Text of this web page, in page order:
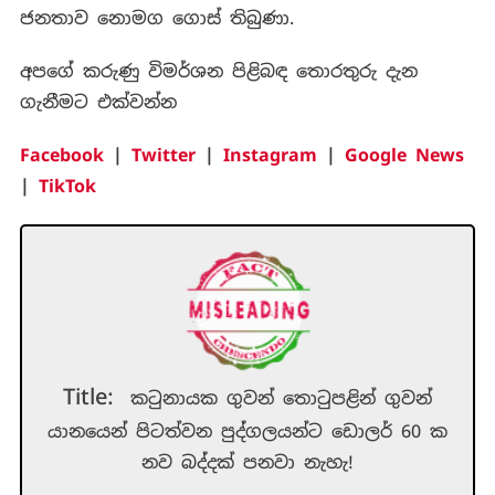
ජනතාව නොමග ගොස් තිබුණා.
අපගේ කරුණු විමර්ශන පිළිබඳ තොරතුරු දැන
ගැනීමට එක්වන්න
Facebook| Twitter| Instagram | Google News
| TikTok
Title:
කටුනායක ගුවන් තොටුපළින් ගුවන්
යානයෙන් පිටත්වන පුද්ගලයන්ට ඩොලර් 60 ක
නව බද්දක් පනවා නැහැ!